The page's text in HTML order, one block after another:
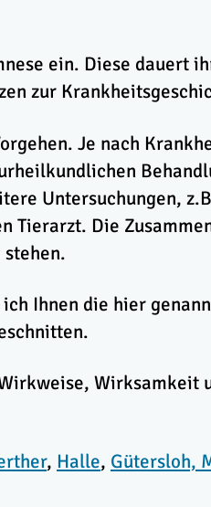
ein. Diese dauert
zur
Je nach
Untersuchungen,
Tierarzt. Die
Ihnen die hier
, Halle, Gütersloh,